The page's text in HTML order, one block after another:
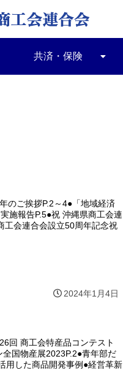
共済・保険
のご挨拶P.2～4●「地域経済
施報告P.5●祝 沖縄県商工会連
工会連合会設立50周年記念祝
2024年1月4日
回 商工会特産品コンテスト
国物産展2023P.2●青年部だ
用した商品開発事例●経営革新